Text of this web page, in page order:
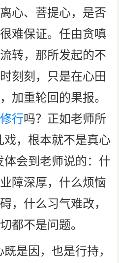
心、菩提心，是否
难保证。任由贪嗔
转，那所发起的不
刻刻，只是在心田
加重轮回的果报。
修行吗？正如老师所
戏，根本就不是真心
体会到老师说的：什
障深厚，什么烦恼
，什么习气难改，
都不是问题。
是因，也是行持，